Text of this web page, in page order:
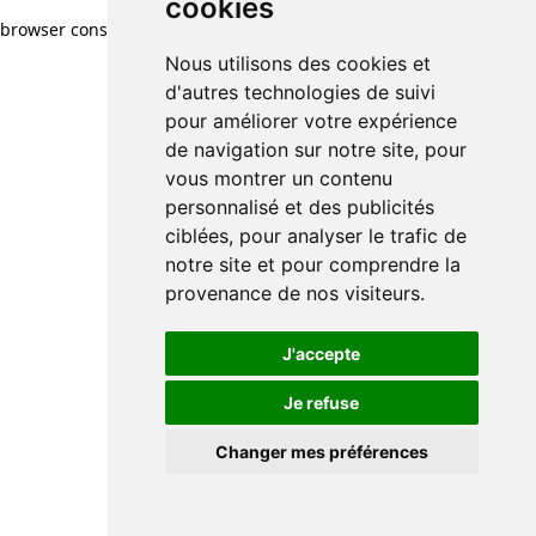
cookies
Nous utilisons des cookies et
d'autres technologies de suivi
pour améliorer votre expérience
de navigation sur notre site, pour
vous montrer un contenu
personnalisé et des publicités
ciblées, pour analyser le trafic de
notre site et pour comprendre la
provenance de nos visiteurs.
J'accepte
Je refuse
Changer mes préférences
browser console for more information)